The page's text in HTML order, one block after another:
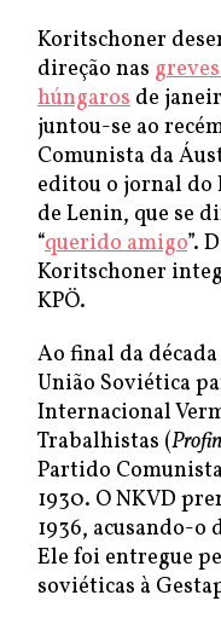
Koritschoner
direção nas
húngaros de
juntou-se ao
Comunista da
editou o jornal do
de Lenin, que se
“querido amigo”.
Koritschoner
KPÖ.
Ao final da
União Soviética
Internacional
Trabalhistas (
Partido
1930. O NKVD
1936, acusando-
Ele foi entregue
soviéticas à